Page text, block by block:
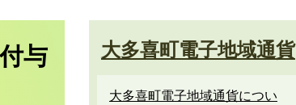
与
大多喜町電子地域通貨
大多喜町電子地域通貨につい